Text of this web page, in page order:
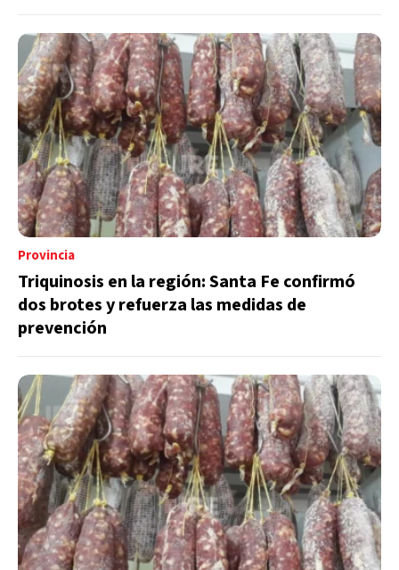
Provincia
Triquinosis en la región: Santa Fe confirmó
dos brotes y refuerza las medidas de
prevención